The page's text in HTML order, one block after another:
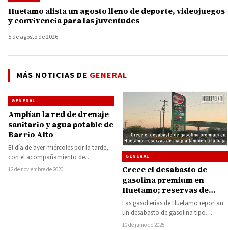
Huetamo alista un agosto lleno de deporte, videojuegos
y convivencia para las juventudes
5 de agosto de 2026
MÁS NOTICIAS DE GENERAL
GENERAL
Amplían la red de drenaje
sanitario y agua potable de
Barrio Alto
El día de ayer miércoles por la tarde,
con el acompañamiento de
habitantes de la calle Mariano
12 de noviembre de 2020
GENERAL
Crece el desabasto de
gasolina premium en
Huetamo; reservas de
magna también a la baja
Las gasolierías de Huetamo reportan
un desabasto de gasolina tipo
premium (roja), mientras que las
10 de junio de 2025